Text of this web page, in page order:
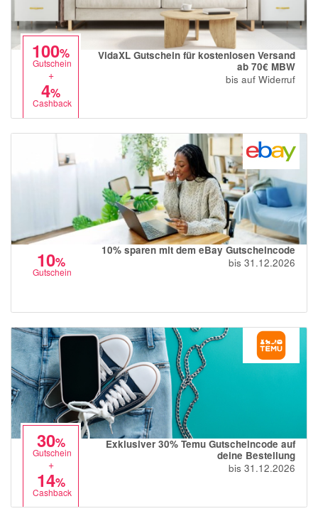
100%
Gutschein
+
4%
Cashback
VidaXL Gutschein für kostenlosen Versand
ab 70€ MBW
bis auf Widerruf
10%
Gutschein
10% sparen mit dem eBay Gutscheincode
bis 31.12.2026
30%
Gutschein
+
14%
Cashback
Exklusiver 30% Temu Gutscheincode auf
deine Bestellung
bis 31.12.2026